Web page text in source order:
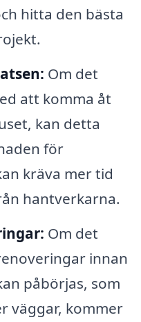
hitta den bästa
Om det
att komma åt
kan detta
för
kräva mer tid
hantverkarna.
Om det
innan
påbörjas, som
väggar, kommer